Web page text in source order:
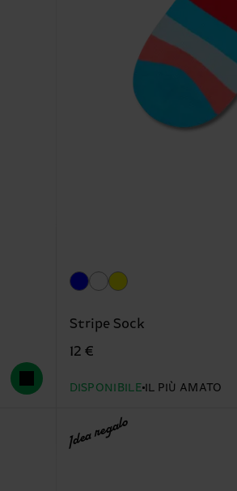
Stripe Sock
12 €
DISPONIBILE IL PIÙ AMATO
Idea regalo